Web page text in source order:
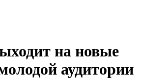
на новые
аудитории